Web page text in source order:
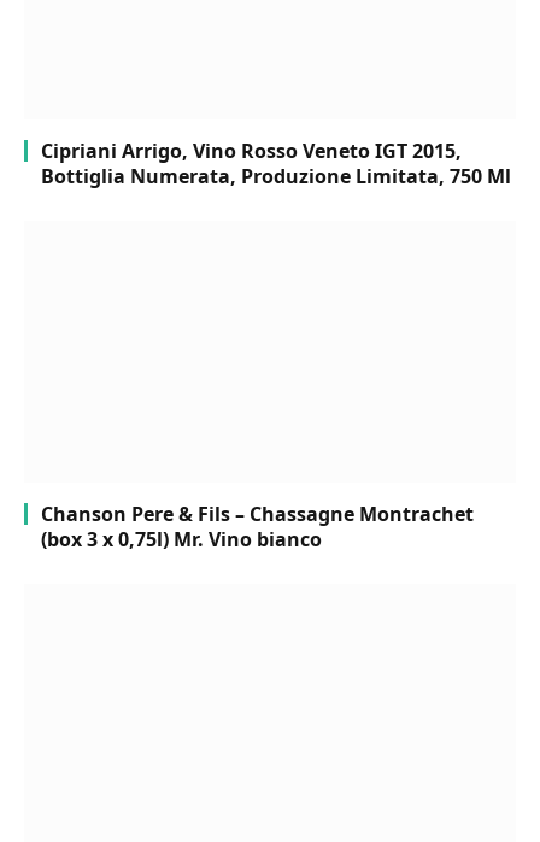
Cipriani Arrigo, Vino Rosso Veneto IGT 2015,
Bottiglia Numerata, Produzione Limitata, 750 Ml
Chanson Pere & Fils – Chassagne Montrachet
(box 3 x 0,75l) Mr. Vino bianco